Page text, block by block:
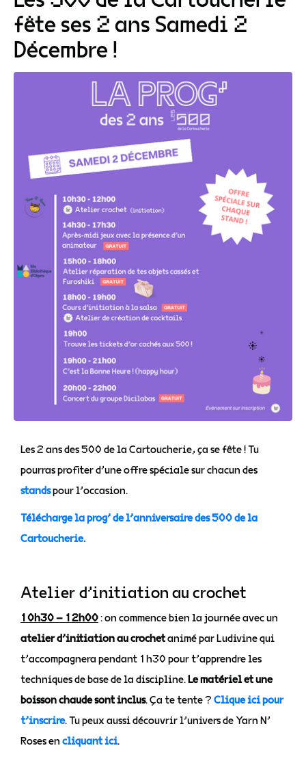
fête ses 2 ans Samedi 2
Décembre !
Les 2 ans des 500 de la Cartoucherie, ça se fête ! Tu
pourras profiter d’une offre spéciale sur chacun des
standspour l’occasion.
Télécharge la prog’ de l’anniversaire des 500 de la
Cartoucherie.
Atelier d’initiation au crochet
10h30 – 12h00: on commence bien la journée avec un
atelier d’initiation au crochetanimé par Ludivine qui
t’accompagnera pendant 1h30 pour t’apprendre les
techniques de base de la discipline.Le matériel et une
boisson chaude sont inclus. Ça te tente ? Clique ici pour
t’inscrire. Tu peux aussi découvrir l’univers de Yarn N’
Roses en cliquant ici.